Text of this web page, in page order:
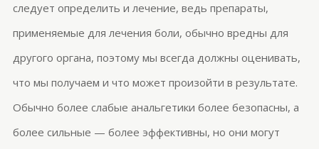
следует определить и лечение, ведь препараты,
применяемые для лечения боли, обычно вредны для
другого органа, поэтому мы всегда должны оценивать,
что мы получаем и что может произойти в результате.
Обычно более слабые анальгетики более безопасны, а
более сильные — более эффективны, но они могут